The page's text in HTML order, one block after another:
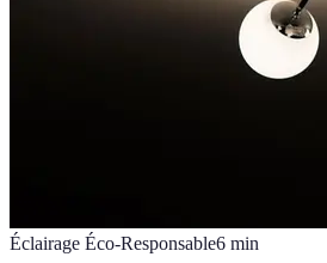
Éclairage Éco-Responsable6 min